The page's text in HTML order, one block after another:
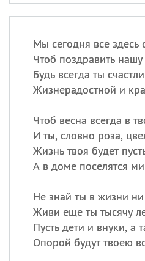
Мы сегодня все здесь
Чтоб поздравить
Будь всегда ты
Жизнерадостной и
Чтоб весна всегда в
И ты, словно роза,
Жизнь твоя будет
А в доме поселятся
Не знай ты в жизни
Живи еще ты тысячу
Пусть дети и внуки, а
Опорой будут твоею